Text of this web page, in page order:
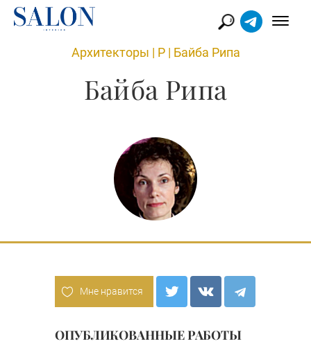
Архитекторы | Р | Байба Рипа
Байба Рипа
Мне нравится
ОПУБЛИКОВАННЫЕ РАБОТЫ